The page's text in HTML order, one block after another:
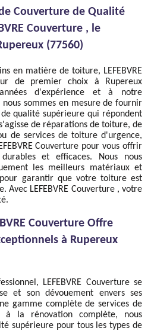
Couverture de Qualité
Couverture , le
(77560)
en matière de toiture, LEFEBVRE
de premier choix à Rupereux
d'expérience et à notre
sommes en mesure de fournir
qualité supérieure qui répondent
de réparations de toiture, de
de services de toiture d'urgence,
Couverture pour vous offrir
et efficaces. Nous nous
les meilleurs matériaux et
garantir que votre toiture est
Avec LEFEBVRE Couverture , votre
Couverture Offre
à Rupereux
LEFEBVRE Couverture se
et son dévouement envers ses
gamme complète de services de
la rénovation complète, nous
supérieure pour tous les types de